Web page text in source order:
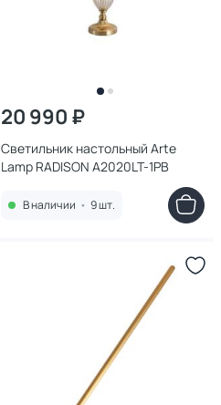
20 990 ₽
Светильник настольный Arte
Lamp RADISON A2020LT-1PB
В наличии • 9 шт.